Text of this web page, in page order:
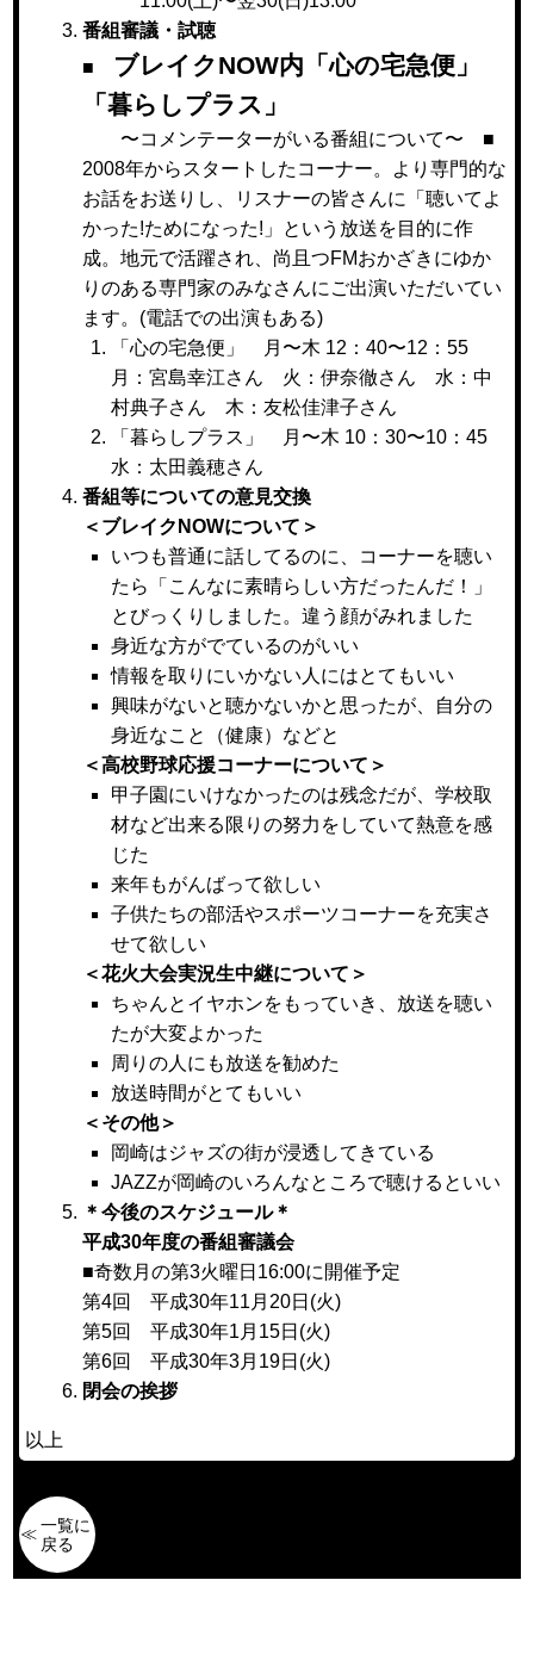
番組審議・試聴
■
ブレイクNOW内「心の宅急便」
「暮らしプラス」
〜コメンテーターがいる番組について〜 ■
2008年からスタートしたコーナー。より専門的な
お話をお送りし、リスナーの皆さんに「聴いてよ
かった!ためになった!」という放送を目的に作
成。地元で活躍され、尚且つFMおかざきにゆか
りのある専門家のみなさんにご出演いただいてい
ます。(電話での出演もある)
「心の宅急便」 月〜木 12：40〜12：55
月：宮島幸江さん 火：伊奈徹さん 水：中
村典子さん 木：友松佳津子さん
「暮らしプラス」 月〜木 10：30〜10：45
水：太田義穂さん
番組等についての意見交換
＜ブレイクNOWについて＞
いつも普通に話してるのに、コーナーを聴い
たら「こんなに素晴らしい方だったんだ！」
とびっくりしました。違う顔がみれました
身近な方がでているのがいい
情報を取りにいかない人にはとてもいい
興味がないと聴かないかと思ったが、自分の
身近なこと（健康）などと
＜高校野球応援コーナーについて＞
甲子園にいけなかったのは残念だが、学校取
材など出来る限りの努力をしていて熱意を感
じた
来年もがんばって欲しい
子供たちの部活やスポーツコーナーを充実さ
せて欲しい
＜花火大会実況生中継について＞
ちゃんとイヤホンをもっていき、放送を聴い
たが大変よかった
周りの人にも放送を勧めた
放送時間がとてもいい
＜その他＞
岡崎はジャズの街が浸透してきている
JAZZが岡崎のいろんなところで聴けるといい
＊今後のスケジュール＊
平成30年度の番組審議会
■奇数月の第3火曜日16:00に開催予定
第4回 平成30年11月20日(火)
第5回 平成30年1月15日(火)
第6回 平成30年3月19日(火)
閉会の挨拶
以上
一覧に
戻る